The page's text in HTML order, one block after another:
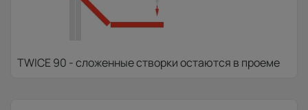
TWICE 90 - сложенные створки остаются в проеме